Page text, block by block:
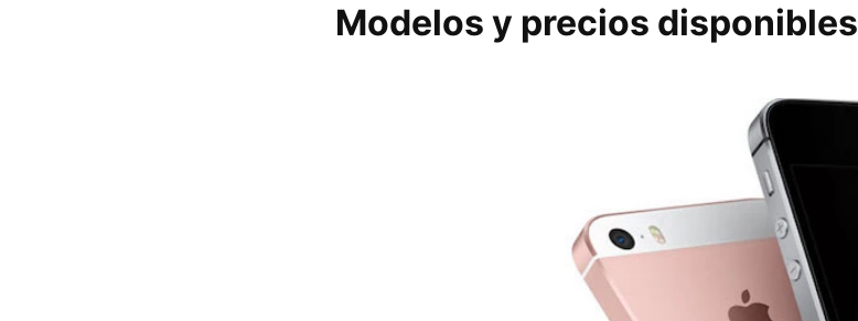
Modelos y precios disponibles